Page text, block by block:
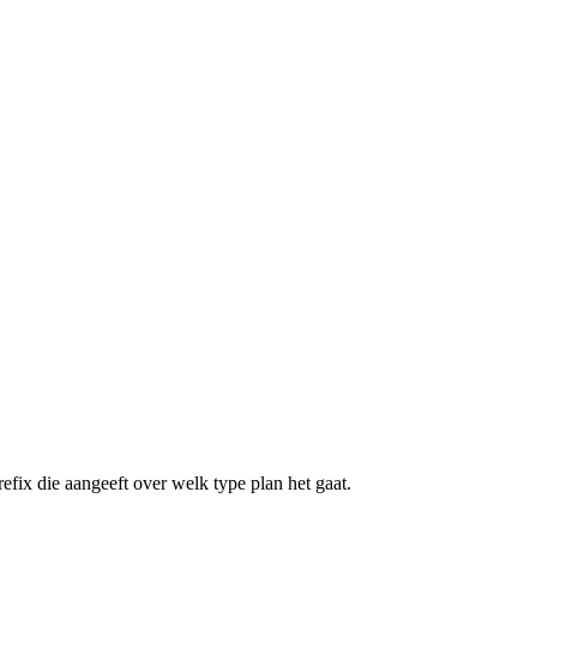
die aangeeft over welk type plan het gaat.